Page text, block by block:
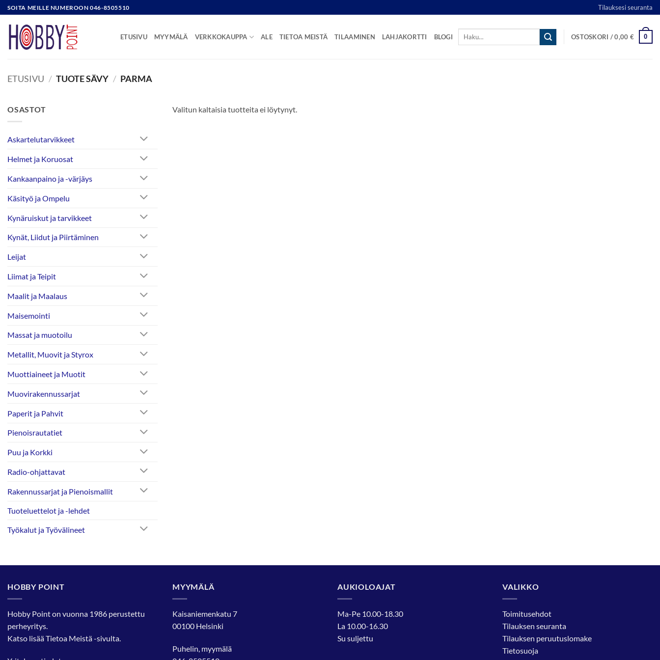
Skip
to
content
SOITA MEILLE NUMEROON 046-8505510 Tilauksesi seuranta
ETUSIVU MYYMÄLÄ VERKKOKAUPPA ALE TIETOA MEISTÄ TILAAMINEN LAHJAKORTTI BLOGI
Etsi:
OSTOSKORI /0,00 € 0
ETUSIVU / TUOTE SÄVY / PARMA
OSASTOT
Askartelutarvikkeet
Helmet ja Koruosat
Kankaanpaino ja -värjäys
Käsityö ja Ompelu
Kynäruiskut ja tarvikkeet
Kynät, Liidut ja Piirtäminen
Leijat
Liimat ja Teipit
Maalit ja Maalaus
Maisemointi
Massat ja muotoilu
Metallit, Muovit ja Styrox
Muottiaineet ja Muotit
Muovirakennussarjat
Paperit ja Pahvit
Pienoisrautatiet
Puu ja Korkki
Radio-ohjattavat
Rakennussarjat ja Pienoismallit
Tuoteluettelot ja -lehdet
Työkalut ja Työvälineet
Valitun kaltaisia tuotteita ei löytynyt.
HOBBY POINT
Hobby Point on vuonna 1986 perustettu
perheyritys.
Katso lisääTietoa Meistä-sivulta.
MYYMÄLÄ
Kaisaniemenkatu 7
00100 Helsinki
Puhelin, myymälä
AUKIOLOAJAT
Ma-Pe 10.00-18.30
La 10.00-16.30
Su suljettu
VALIKKO
Toimitusehdot
Tilauksen seuranta
Tilauksen peruutuslomake
Tietosuoja